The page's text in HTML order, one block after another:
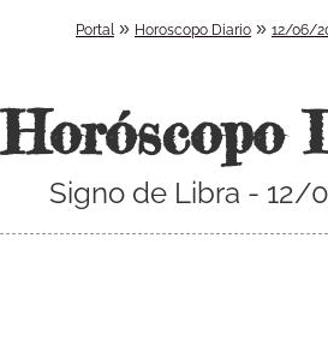
Portal » Horoscopo Diario » 12/06/
Horóscopo
Signo de Libra - 12/